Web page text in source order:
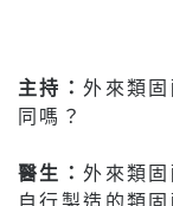
主持：外來類
同嗎？
醫生：外來類
自行製造的類